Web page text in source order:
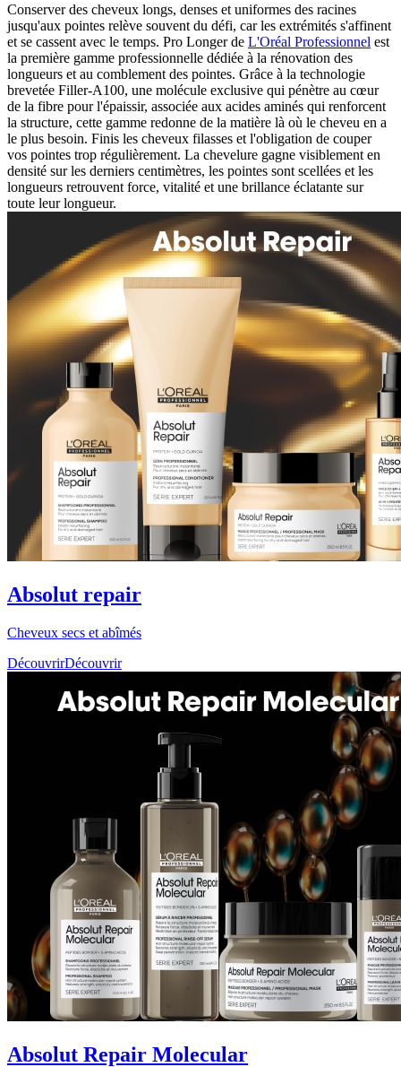
Conserver des cheveux longs, denses et uniformes des racines
jusqu'aux pointes relève souvent du défi, car les extrémités s'affinent
et se cassent avec le temps. Pro Longer de L'Oréal Professionnel est
la première gamme professionnelle dédiée à la rénovation des
longueurs et au comblement des pointes. Grâce à la technologie
brevetée Filler-A100, une molécule exclusive qui pénètre au cœur
de la fibre pour l'épaissir, associée aux acides aminés qui renforcent
la structure, cette gamme redonne de la matière là où le cheveu en a
le plus besoin. Finis les cheveux filasses et l'obligation de couper
vos pointes trop régulièrement. La chevelure gagne visiblement en
densité sur les derniers centimètres, les pointes sont scellées et les
longueurs retrouvent force, vitalité et une brillance éclatante sur
toute leur longueur.
Absolut repair
Cheveux secs et abîmés
DécouvrirDécouvrir
Absolut Repair Molecular